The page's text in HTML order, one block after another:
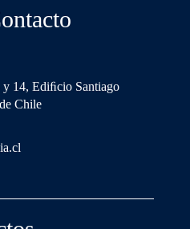
y 14, Ediﬁcio Santiago
Chile